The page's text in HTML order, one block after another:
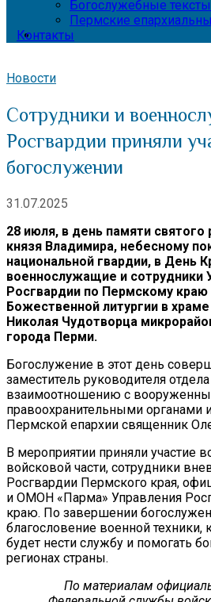
Богослужебные тексты
Пермские
Контакты
Новости
Сотрудники и
Росгвардии приняли
богослужении
31.07.2025
28 июля, в день памяти святого
князя Владимира, небесному
национальной гвардии, в День
военнослужащие и сотрудники
Росгвардии по Пермскому краю
Божественной литургии в
Николая Чудотворца
города Перми.
Богослужение в этот день
заместитель руководителя
взаимоотношению с
правоохранительными органами
Пермской епархии священник
В мероприятии приняли участие
войсковой части, сотрудники
Росгвардии Пермского края,
и ОМОН «Парма» Управления
краю. По завершении
благословение военной
будет нести службу и помогать
регионах страны.
По материалам